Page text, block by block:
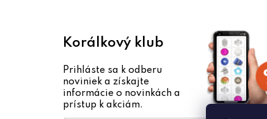
Korálkový klub
Prihláste sa k odberu
noviniek a získajte
informácie o novinkách a
prístup k akciám.